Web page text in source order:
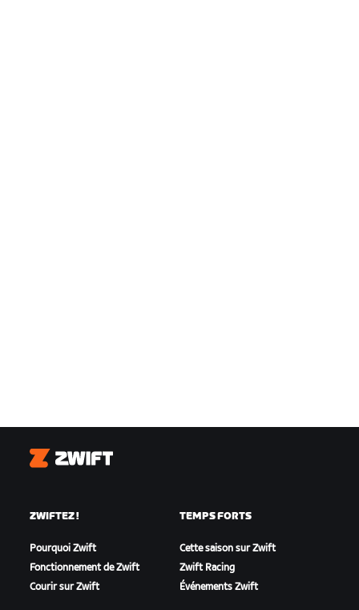
Zwift
ZWIFTEZ !
Pourquoi Zwift
Fonctionnement de Zwift
Courir sur Zwift
TEMPS FORTS
Cette saison sur Zwift
Zwift Racing
Événements Zwift